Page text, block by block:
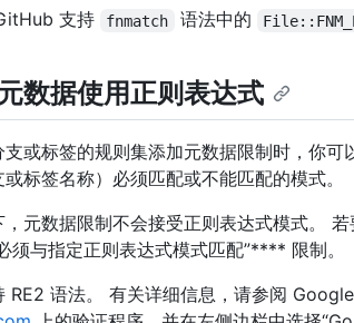
支持
fnmatch 语法中的
数据使用正则表达式
或标签的规则集添加元数据限制时，你
标签名称）必须匹配或不能匹配的模式。
元数据限制不会接受正则表达式模式。
须与指定正则表达式模式匹配”**** 限制。
RE2 语法。 有关详细信息，请参阅